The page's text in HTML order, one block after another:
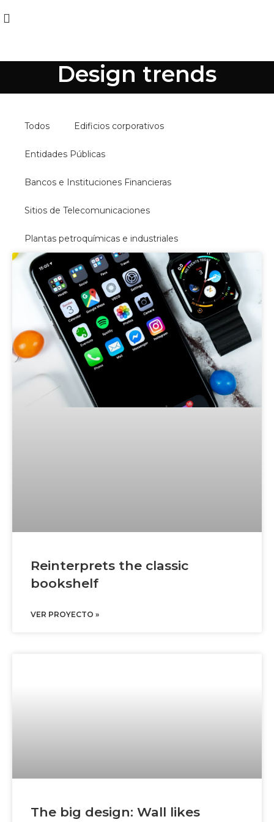
Design trends
Todos Edificios corporativos
Entidades Públicas
Bancos e Instituciones Financieras
Sitios de Telecomunicaciones
Plantas petroquímicas e industriales
Reinterprets the classic
bookshelf
VER PROYECTO »
The big design: Wall likes